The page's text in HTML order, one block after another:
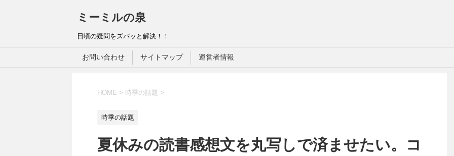
ミーミルの泉
日頃の疑問をズバッと解決！！
お問い合わせ サイトマップ 運営者情報
HOME > 時季の話題 >
時季の話題
夏休みの読書感想文を丸写しで済ませたい。コ